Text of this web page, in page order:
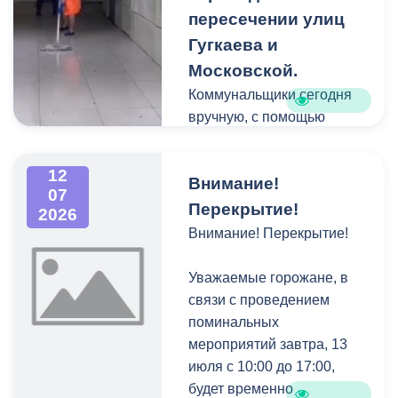
возвращаться снова и
Рабочие уже на
финишной прямой:
укладывают брусчатку и
В новой зоне отдыха
появятся современные
опоры освещения,
Газон тоже приведут в
порядок.
Отмечу, что
благоустройство этого
участка — лишь часть
пересечении улиц
Гугкаева и
Московской.
Коммунальщики сегодня
вручную, с помощью
от граффити и
объявлений, после чего
тщательно очистили все
12
07
2026
Внимание!
Перекрытие!
Внимание! Перекрытие!
Уважаемые горожане, в
связи с проведением
поминальных
мероприятий завтра, 13
июля с 10:00 до 17:00,
будет временно